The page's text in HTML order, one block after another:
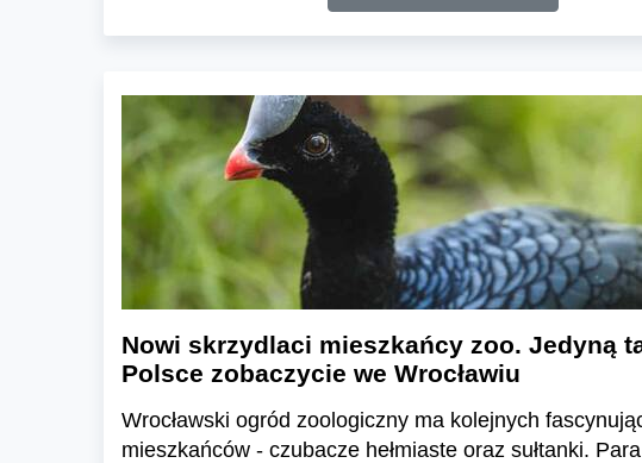
Nowi skrzydlaci mieszkańcy zoo. Jedyną
Polsce zobaczycie we Wrocławiu
Wrocławski ogród zoologiczny ma kolejnych
mieszkańców - czubacze hełmiaste oraz sułtanki.